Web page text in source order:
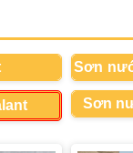
Sơn
Sơn